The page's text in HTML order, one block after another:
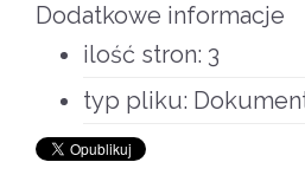
Dodatkowe informacje
ilość stron: 3
typ pliku: